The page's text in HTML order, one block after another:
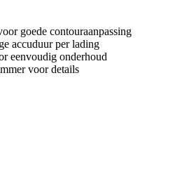
goede contouraanpassing
accuduur per lading
eenvoudig onderhoud
voor details